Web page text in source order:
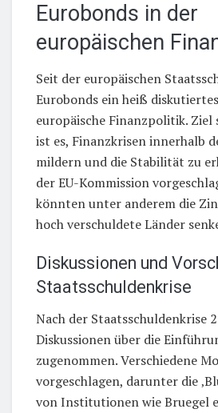
Eurobonds in der
europäischen
Seit der europäischen
Eurobonds ein heiß
europäische Finanzpolitik. Ziel
ist es, Finanzkrisen innerhalb
mildern und die Stabilität zu
der EU-Kommission
könnten unter anderem die
hoch verschuldete Länder
Diskussionen und
Staatsschuldenkrise
Nach der Staatsschuldenkrise
Diskussionen über die
zugenommen. Verschiedene
vorgeschlagen, darunter die
von Institutionen wie Bruegel